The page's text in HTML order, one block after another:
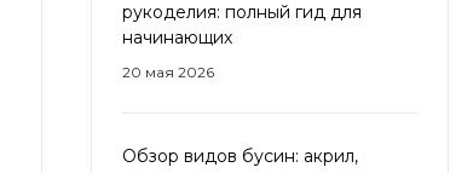
рукоделия: полный гид для
начинающих
20 мая 2026
Обзор видов бусин: акрил,